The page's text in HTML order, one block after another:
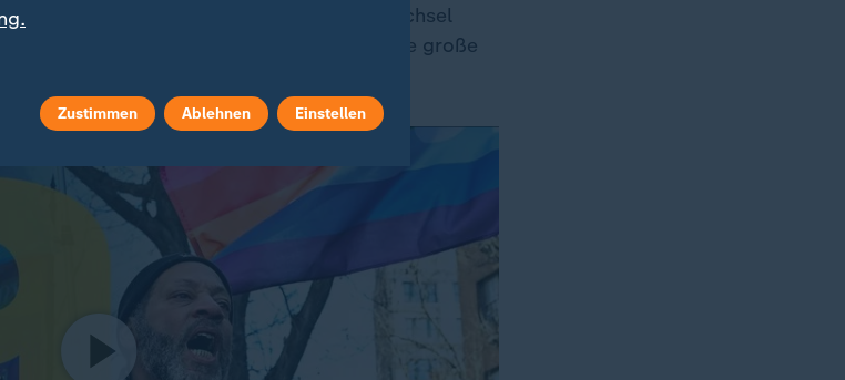
einem länger verhandelten Eigentümerwechsel
den Vergleich in seiner Sendung als "eine große
Zustimmen Ablehnen Einstellen